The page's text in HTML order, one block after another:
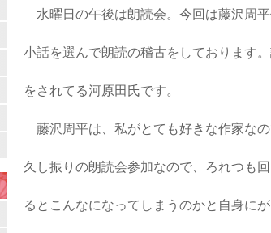
水曜日の午後は朗読会。今回は藤沢周平
小話を選んで朗読の稽古をしております
をされてる河原田氏です。
藤沢周平は、私がとても好きな作家な
久し振りの朗読会参加なので、ろれつも
るとこんなになってしまうのかと自身に